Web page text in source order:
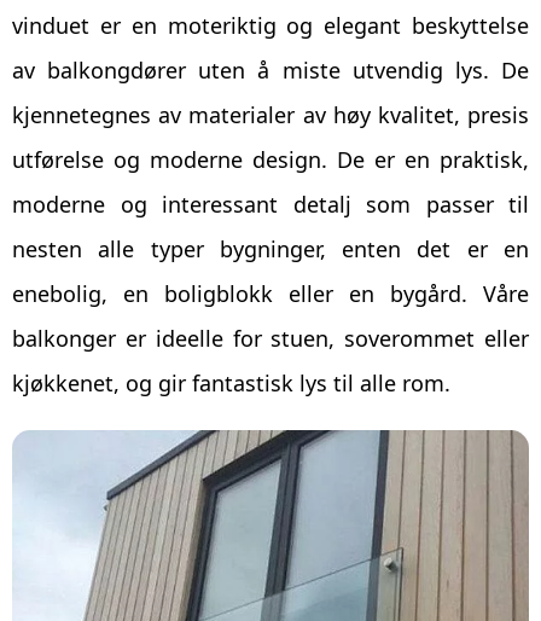
vinduet er en moteriktig og elegant beskyttelse
av balkongdører uten å miste utvendig lys. De
kjennetegnes av materialer av høy kvalitet, presis
utførelse og moderne design. De er en praktisk,
moderne og interessant detalj som passer til
nesten alle typer bygninger, enten det er en
enebolig, en boligblokk eller en bygård. Våre
balkonger er ideelle for stuen, soverommet eller
kjøkkenet, og gir fantastisk lys til alle rom.